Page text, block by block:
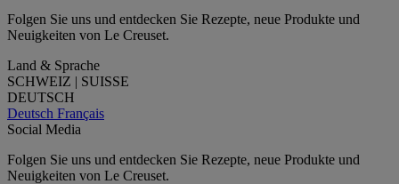
Folgen Sie uns und entdecken Sie Rezepte, neue Produkte und
Neuigkeiten von Le Creuset.
Land & Sprache
SCHWEIZ | SUISSE
DEUTSCH
Deutsch Français
Social Media
Folgen Sie uns und entdecken Sie Rezepte, neue Produkte und
Neuigkeiten von Le Creuset.